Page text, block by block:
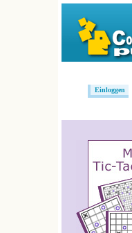
Einloggen